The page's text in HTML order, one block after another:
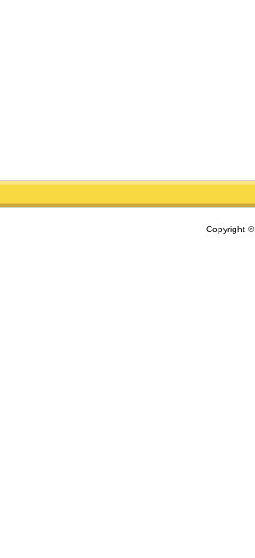
Copyright